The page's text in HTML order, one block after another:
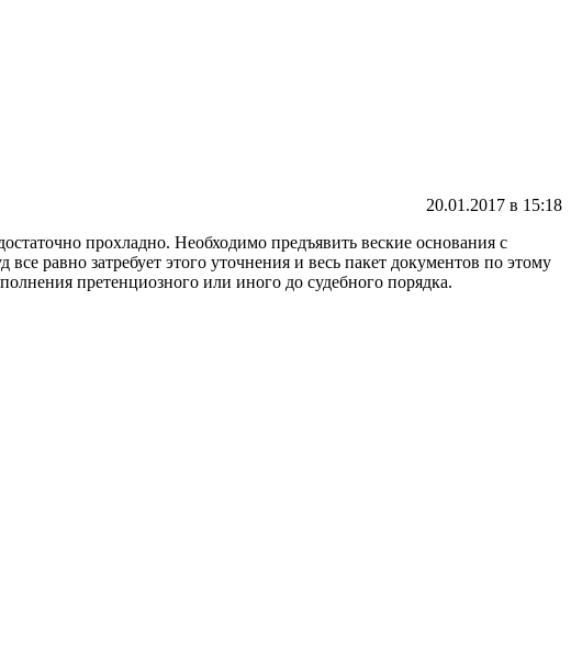
20.01.2017 в 15:18
прохладно. Необходимо предъявить веские основания с
равно затребует этого уточнения и весь пакет документов по этому
претенциозного или иного до судебного порядка.